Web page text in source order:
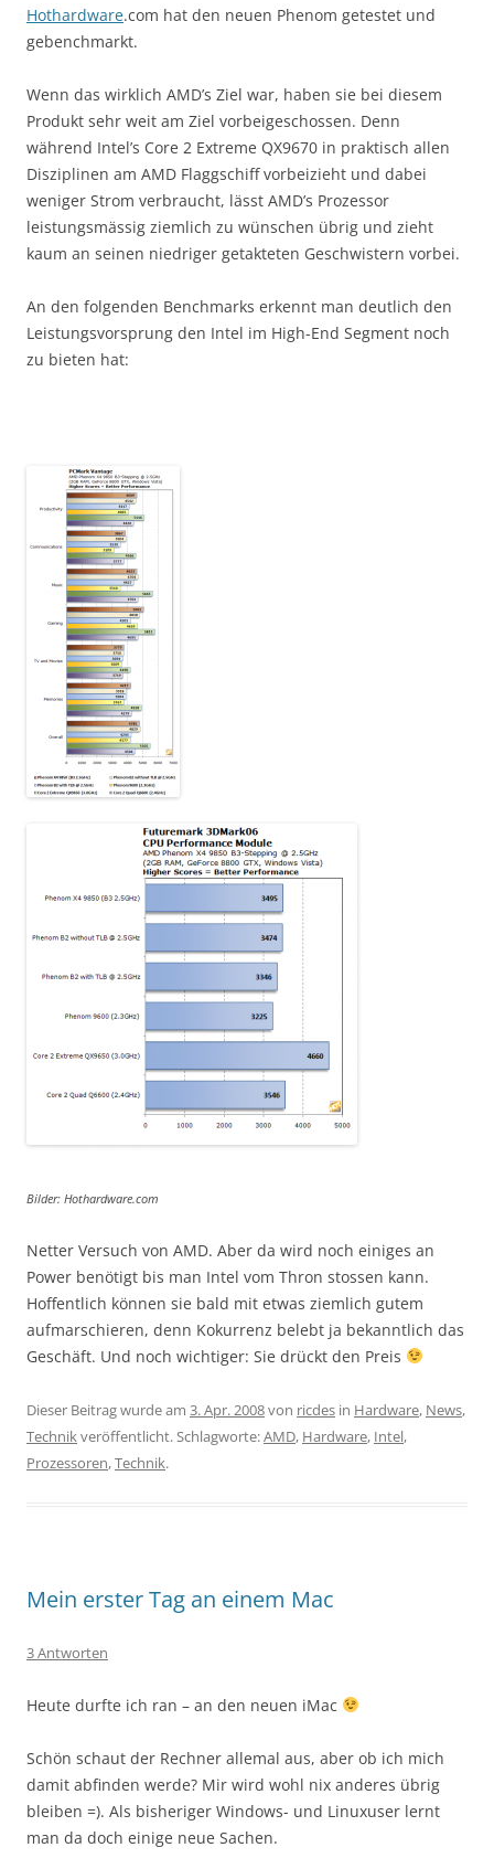
Hothardware.com hat den neuen Phenom getestet und
gebenchmarkt.
Wenn das wirklich AMD’s Ziel war, haben sie bei diesem
Produkt sehr weit am Ziel vorbeigeschossen. Denn
während Intel’s Core 2 Extreme QX9670 in praktisch allen
Disziplinen am AMD Flaggschiff vorbeizieht und dabei
weniger Strom verbraucht, lässt AMD’s Prozessor
leistungsmässig ziemlich zu wünschen übrig und zieht
kaum an seinen niedriger getakteten Geschwistern vorbei.
An den folgenden Benchmarks erkennt man deutlich den
Leistungsvorsprung den Intel im High-End Segment noch
zu bieten hat:
Bilder: Hothardware.com
Netter Versuch von AMD. Aber da wird noch einiges an
Power benötigt bis man Intel vom Thron stossen kann.
Hoffentlich können sie bald mit etwas ziemlich gutem
aufmarschieren, denn Kokurrenz belebt ja bekanntlich das
Geschäft. Und noch wichtiger: Sie drückt den Preis
Dieser Beitrag wurde am 3. Apr. 2008von ricdes in Hardware, News,
Technikveröffentlicht. Schlagworte:AMD, Hardware, Intel,
Prozessoren,Technik.
Mein erster Tag an einem Mac
3 Antworten
Heute durfte ich ran – an den neuen iMac
Schön schaut der Rechner allemal aus, aber ob ich mich
damit abfinden werde? Mir wird wohl nix anderes übrig
bleiben =). Als bisheriger Windows- und Linuxuser lernt
man da doch einige neue Sachen.